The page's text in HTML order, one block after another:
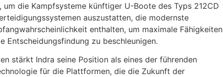
die Kampfsysteme künftiger U-Boote des Typs 212CD
auszustatten, die modernste
enthalten, um maximale Fähigkeiten
Entscheidungsfindung zu beschleunigen.
stärkt Indra seine Position als eines der führenden
für die Plattformen, die die Zukunft der